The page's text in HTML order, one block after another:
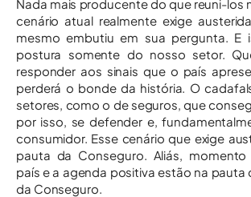
Nada mais producente do que reuni-los
cenário atual realmente exige
mesmo embutiu em sua pergunta. E
postura somente do nosso setor.
responder aos sinais que o país
perderá o bonde da história. O
setores, como o de seguros, que
por isso, se defender e,
consumidor. Esse cenário que exige
pauta da Conseguro. Aliás,
país e a agenda positiva estão na pauta
da Conseguro.